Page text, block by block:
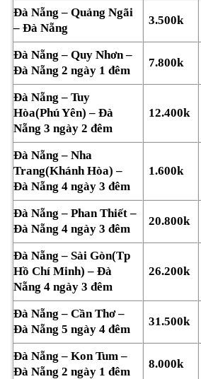
Đà Nẵng – Quảng Ngãi
– Đà Nẵng
3.500k
Đà Nẵng – Quy Nhơn –
Đà Nẵng 2 ngày 1 đêm
7.800k
Đà Nẵng – Tuy
Hòa(Phú Yên) – Đà
Nẵng 3 ngày 2 đêm
12.400k
Đà Nẵng – Nha
Trang(Khánh Hòa) –
Đà Nẵng 4 ngày 3 đêm
1.600k
Đà Nẵng – Phan Thiết –
Đà Nẵng 4 ngày 3 đêm
20.800k
Đà Nẵng – Sài Gòn(Tp
Hồ Chí Minh) – Đà
Nẵng 4 ngày 3 đêm
26.200k
Đà Nẵng – Cần Thơ –
Đà Nẵng 5 ngày 4 đêm
31.500k
Đà Nẵng – Kon Tum –
Đà Nẵng 2 ngày 1 đêm
8.000k